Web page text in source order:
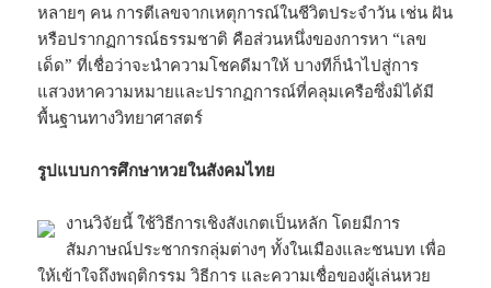
หลายๆ คน การตีเลขจากเหตุการณ์ในชีวิตประจำวัน เช่น ฝัน
หรือปรากฏการณ์ธรรมชาติ คือส่วนหนึ่งของการหา “เลข
เด็ด” ที่เชื่อว่าจะนำความโชคดีมาให้ บางทีก็นำไปสู่การ
แสวงหาความหมายและปรากฏการณ์ที่คลุมเครือซึ่งมิได้มี
พื้นฐานทางวิทยาศาสตร์
รูปแบบการศึกษาหวยในสังคมไทย
งานวิจัยนี้ ใช้วิธีการเชิงสังเกตเป็นหลัก โดยมีการ
สัมภาษณ์ประชากรกลุ่มต่างๆ ทั้งในเมืองและชนบท เพื่อ
ให้เข้าใจถึงพฤติกรรม วิธีการ และความเชื่อของผู้เล่นหวย